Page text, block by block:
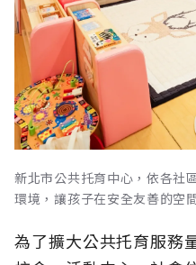
新北市公共托育中心，依各社
環境，讓孩子在安全友善的空
為了擴大公共托育服務